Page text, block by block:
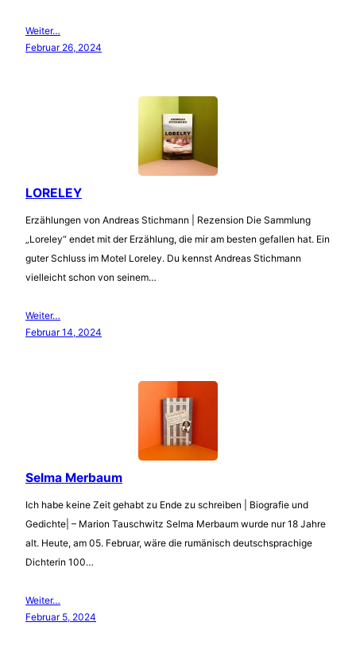
Weiter…
Februar 26, 2024
LORELEY
Erzählungen von Andreas Stichmann | Rezension Die Sammlung
„Loreley“ endet mit der Erzählung, die mir am besten gefallen hat. Ein
guter Schluss im Motel Loreley. Du kennst Andreas Stichmann
vielleicht schon von seinem…
Weiter…
Februar 14, 2024
Selma Merbaum
Ich habe keine Zeit gehabt zu Ende zu schreiben | Biografie und
Gedichte| – Marion Tauschwitz Selma Merbaum wurde nur 18 Jahre
alt. Heute, am 05. Februar, wäre die rumänisch deutschsprachige
Dichterin 100…
Weiter…
Februar 5, 2024